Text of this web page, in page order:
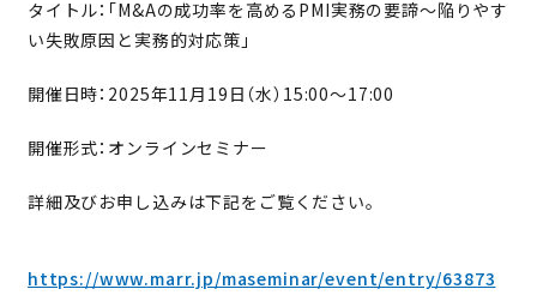
M&A・事業ポートフォリオ戦略立案支援
お知らせ
お問い合わせ
タイトル：「M&Aの成功率を高めるPMI実務の要諦～陥りやす
い失敗原因と実務的対応策」
開催日時：2025年11月19日（水）15:00～17:00
開催形式：オンラインセミナー
詳細及びお申し込みは下記をご覧ください。
https://www.marr.jp/maseminar/event/entry/63873